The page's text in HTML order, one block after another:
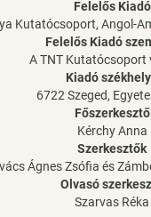
Felelős Kiadó
Kutatócsoport, Angol-
Felelős Kiadó
A TNT Kutatócsoport
Kiadó
6722 Szeged,
Főszerkesztő
Kérchy Anna
Szerkesztők
Ágnes Zsófia és
Olvasó
Szarvas Réka